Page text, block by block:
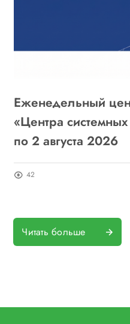
Еженедельный
«Центра
по 2 августа 2026
42
Читать больше